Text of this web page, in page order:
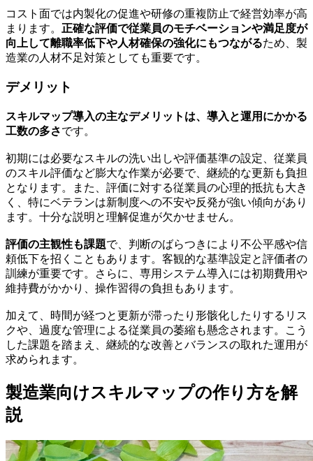
コスト面では内製化の促進や研修の重複防止で経営効率が高
まります。 正確な評価で従業員のモチベーションや満足度が
向上して離職率低下や人材確保の強化にもつながるため、製
造業の人材不足対策としても重要です。
デメリット
スキルマップ導入の主なデメリットは、導入と運用にかかる
工数の多さです。
初期には必要なスキルの洗い出しや評価基準の設定、従業員
のスキル評価など膨大な作業が必要で、継続的な更新も負担
となります。また、評価に対する従業員の心理的抵抗も大き
く、特にベテランは新制度への不安や反発が強い傾向があり
ます。十分な説明と理解促進が欠かせません。
評価の主観性も課題で、判断のばらつきにより不公平感や信
頼低下を招くこともあります。客観的な基準設定と評価者の
訓練が重要です。さらに、専用システム導入には初期費用や
維持費がかかり、操作習得の負担もあります。
加えて、時間が経つと更新が滞ったり形骸化したりするリス
クや、過度な管理による従業員の萎縮も懸念されます。こう
した課題を踏まえ、継続的な改善とバランスの取れた運用が
求められます。
製造業向けスキルマップの作り方を解
説